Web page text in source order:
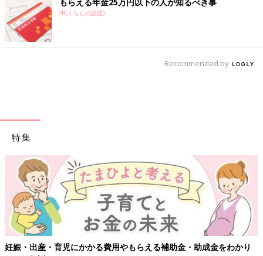
PR(くらしの話題)
Recommended by
特集
【ワクチン接種できるものも】妊婦の感染症対策、知っておいて！